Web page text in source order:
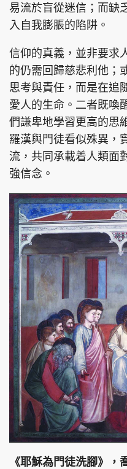
易流於盲從迷信；而缺
入自我膨脹的陷阱。
信仰的真義，並非要求
的仍需回歸慈悲利他；
思考與責任，而是在追
愛人的生命。二者既喚
們謙卑地學習更高的思
羅漢與門徒看似殊異，
流，共同承載着人類面
強信念。
《耶穌為門徒洗腳》